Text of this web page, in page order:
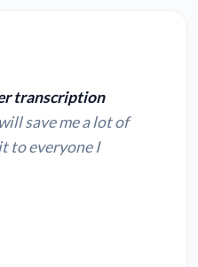
texto
transcription
save me a lot of
to everyone I